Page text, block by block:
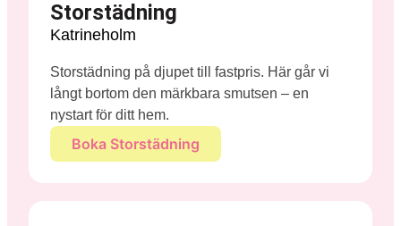
Storstädning
Katrineholm
Storstädning på djupet till fastpris. Här går vi
långt bortom den märkbara smutsen – en
nystart för ditt hem.
Boka Storstädning